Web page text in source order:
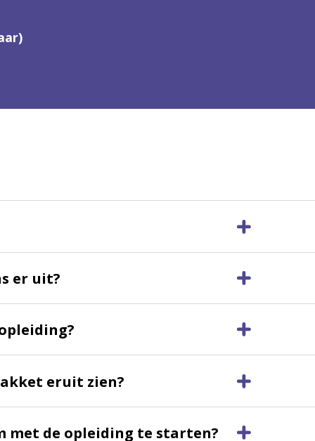
er uit?
eruit zien?
met de opleiding te starten?